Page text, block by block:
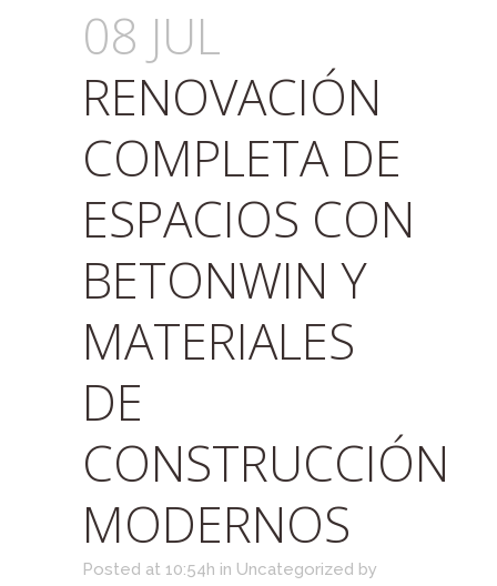
08 JUL
RENOVACIÓN
COMPLETA DE
ESPACIOS CON
BETONWIN Y
MATERIALES
DE
CONSTRUCCIÓN
MODERNOS
Posted at 10:54h in Uncategorized by